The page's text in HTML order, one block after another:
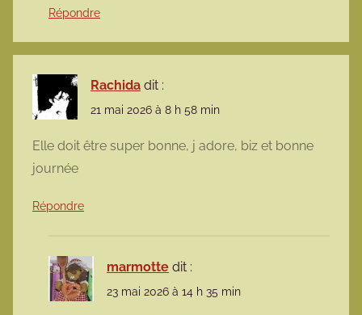
Répondre
Rachida dit :
21 mai 2026 à 8 h 58 min
Elle doit être super bonne, j adore, biz et bonne
journée
Répondre
marmotte dit :
23 mai 2026 à 14 h 35 min